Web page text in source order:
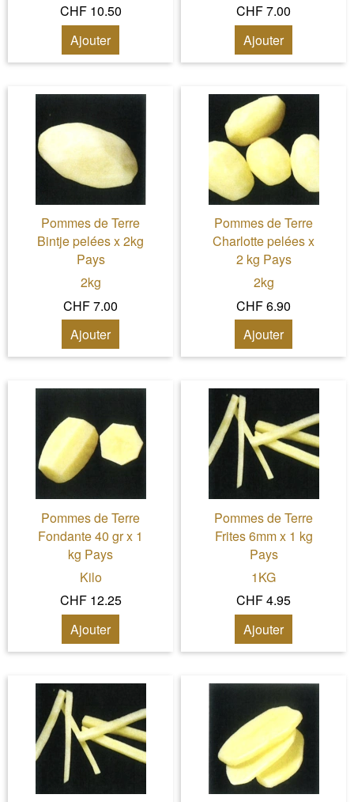
CHF 10.50
Ajouter
CHF 7.00
Ajouter
Pommes de Terre
Bintje pelées x 2kg
Pays
2kg
CHF 7.00
Ajouter
Pommes de Terre
Charlotte pelées x
2 kg Pays
2kg
CHF 6.90
Ajouter
Pommes de Terre
Fondante 40 gr x 1
kg Pays
Kilo
CHF 12.25
Ajouter
Pommes de Terre
Frites 6mm x 1 kg
Pays
1KG
CHF 4.95
Ajouter